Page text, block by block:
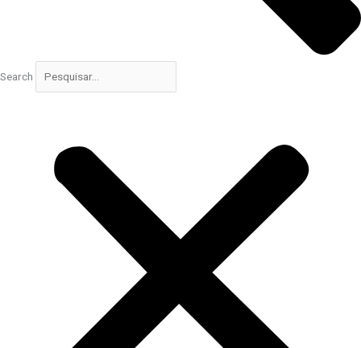
Search